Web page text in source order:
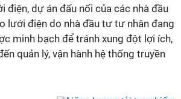
điện, dự án đấu nối của các nhà đầu
lưới điện do nhà đầu tư tư nhân đang
minh bạch để tránh xung đột lợi ích,
quản lý, vận hành hệ thống truyền